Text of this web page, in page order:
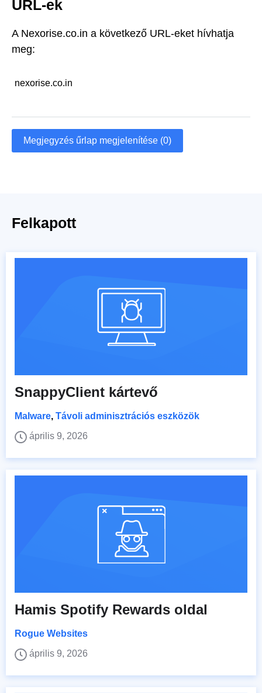
URL-ek
A Nexorise.co.in a következő URL-eket hívhatja
meg:
nexorise.co.in
Megjegyzés űrlap megjelenítése (0)
Felkapott
SnappyClient kártevő
Malware, Távoli adminisztrációs eszközök
április 9, 2026
Hamis Spotify Rewards oldal
Rogue Websites
április 9, 2026